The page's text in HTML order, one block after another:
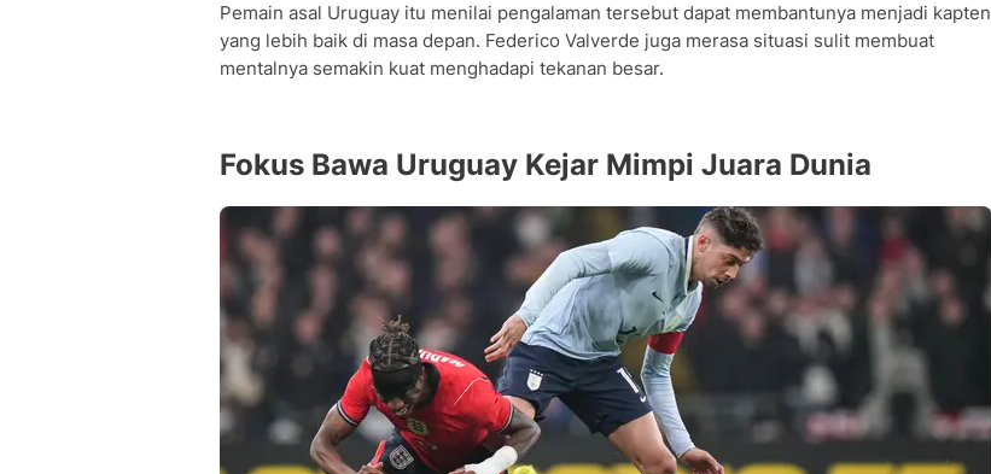
Pemain asal Uruguay itu menilai pengalaman tersebut dapat membantunya menjadi kapten
yang lebih baik di masa depan. Federico Valverde juga merasa situasi sulit membuat
mentalnya semakin kuat menghadapi tekanan besar.
Fokus Bawa Uruguay Kejar Mimpi Juara Dunia